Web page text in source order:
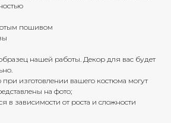
пошивом
нашей работы. Декор для вас будет
при изготовлении вашего костюма могут
на фото;
в зависимости от роста и сложности